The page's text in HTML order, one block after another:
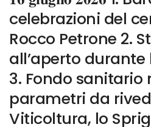
celebrazioni del
Rocco Petrone 2.
all’aperto
3. Fondo sanitario
parametri da
Viticoltura, lo